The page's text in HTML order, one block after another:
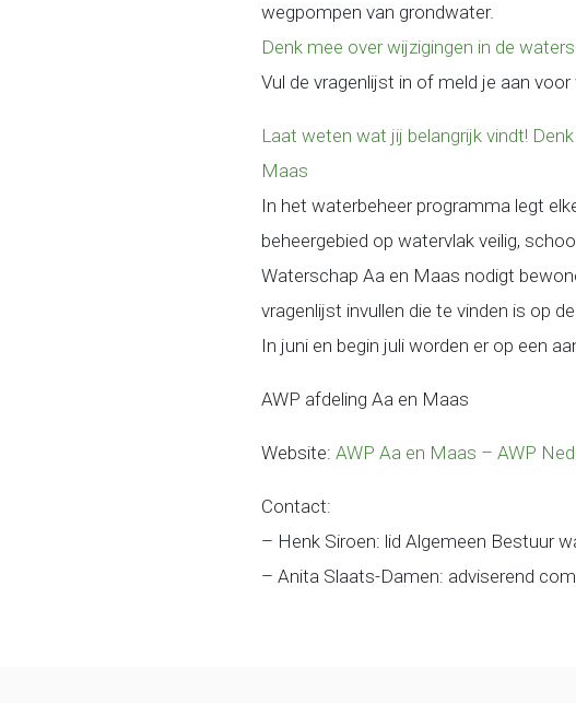
wegpompen van grondwater.
Denk mee over wijzigingen in de
Vul de vragenlijst in of meld je aan
Laat weten wat jij belangrijk vindt!
Maas
In het waterbeheer programma legt
beheergebied op watervlak veilig,
Waterschap Aa en Maas nodigt
vragenlijst invullen die te vinden is op
In juni en begin juli worden er op een
AWP afdeling Aa en Maas
Website: AWP Aa en Maas – AWP
Contact:
– Henk Siroen: lid Algemeen Bestuur
– Anita Slaats-Damen: adviserend